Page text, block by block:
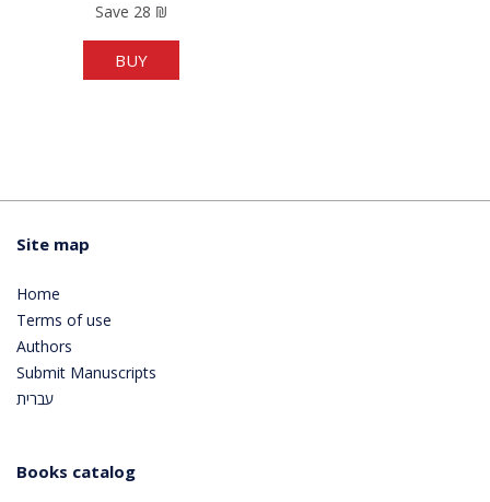
Save 28 ₪
BUY
Site map
Home
Terms of use
Authors
Submit Manuscripts
עברית
Books catalog